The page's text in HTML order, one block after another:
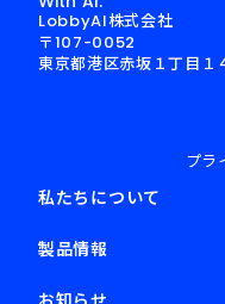
LobbyAI株式会社
〒107-0052
東京都港区赤坂１丁目
プラ
私たちについて
製品情報